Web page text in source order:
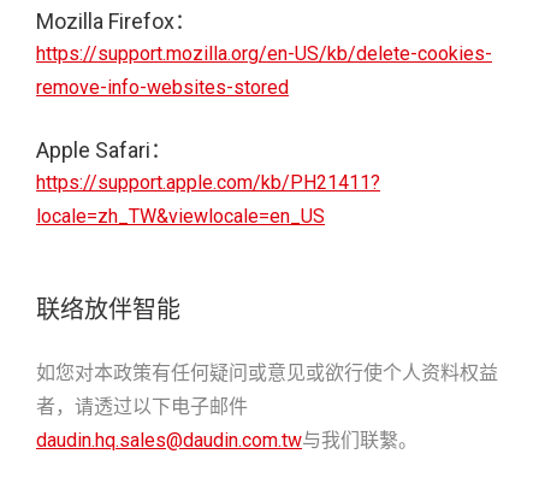
Mozilla Firefox：
https://support.mozilla.org/en-US/kb/delete-cookies-
remove-info-websites-stored
Apple Safari：
https://support.apple.com/kb/PH21411?
locale=zh_TW&viewlocale=en_US
联络放伴智能
如您对本政策有任何疑问或意见或欲行使个人资料权益
者，请透过以下电子邮件
daudin.hq.sales@daudin.com.tw与我们联繫。